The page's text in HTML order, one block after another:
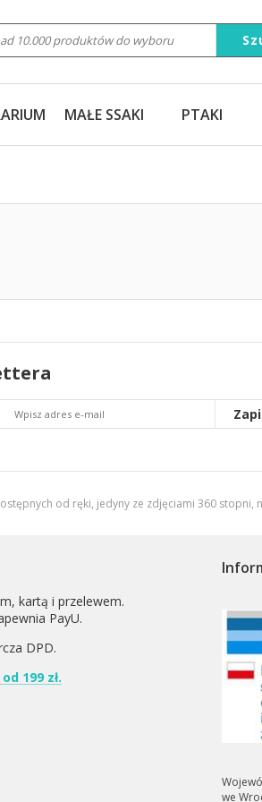
MAŁE SSAKI PTAKI
od ręki, jedyny ze zdjęciami 360 stopni,
kartą i przelewem.
PayU.
DPD.
199 zł.
we